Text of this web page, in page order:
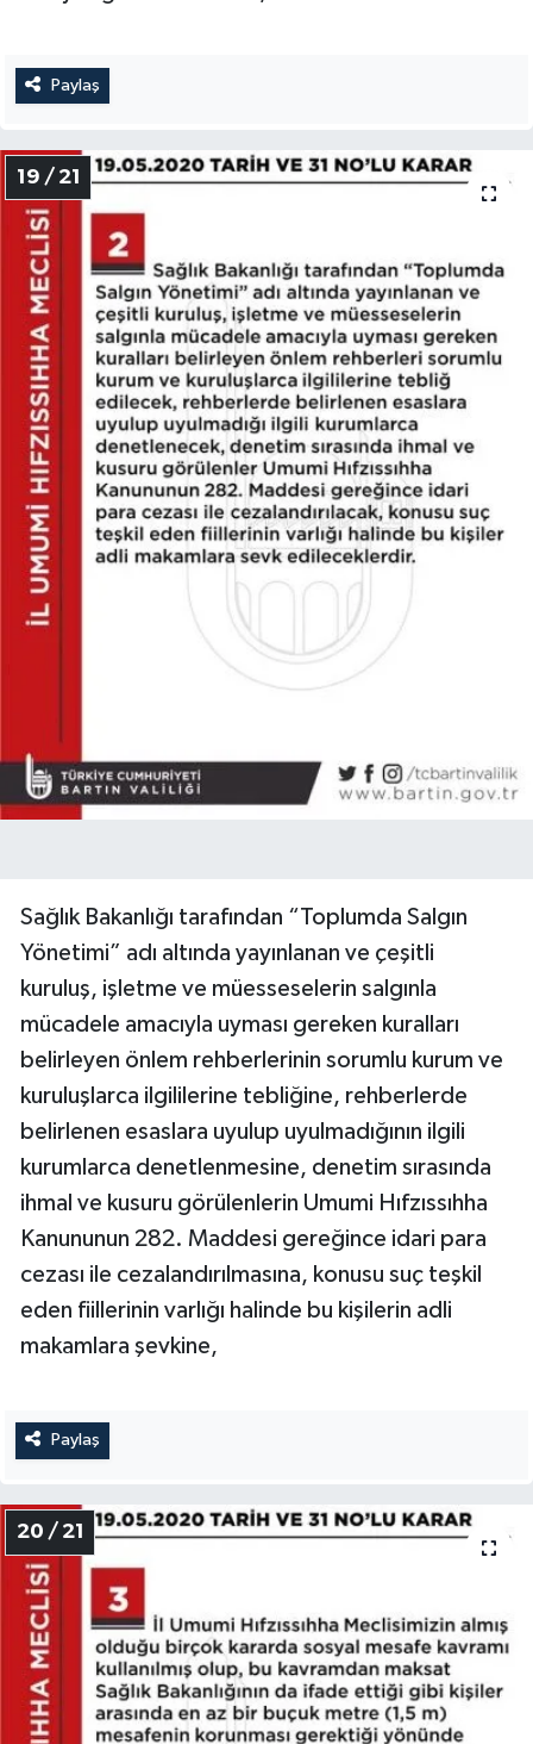
Paylaş
19 / 21
Sağlık Bakanlığı tarafından “Toplumda Salgın
Yönetimi” adı altında yayınlanan ve çeşitli
kuruluş, işletme ve müesseselerin salgınla
mücadele amacıyla uyması gereken kuralları
belirleyen önlem rehberlerinin sorumlu kurum ve
kuruluşlarca ilgililerine tebliğine, rehberlerde
belirlenen esaslara uyulup uyulmadığının ilgili
kurumlarca denetlenmesine, denetim sırasında
ihmal ve kusuru görülenlerin Umumi Hıfzıssıhha
Kanununun 282. Maddesi gereğince idari para
cezası ile cezalandırılmasına, konusu suç teşkil
eden fiillerinin varlığı halinde bu kişilerin adli
makamlara şevkine,
Paylaş
20 / 21